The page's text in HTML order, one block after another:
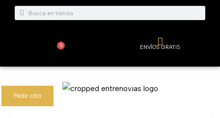
Buscar
Buscar
0
Carrito ENVÍOS GRATIS
Pedir cita